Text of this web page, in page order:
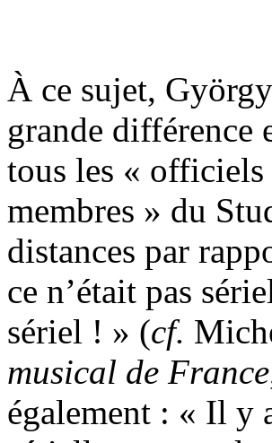
À ce sujet,
grande différence
tous les «
membres » du
distances par
ce n’était pas
sériel ! » (cf.
musical de France
également : « Il y